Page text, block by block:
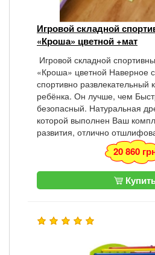
Игровой складной
«Кроша» цветной +мат
Игровой складной
«Кроша» цветной Наверное
спортивно развлекательный
ребёнка. Он лучше, чем
безопасный. Натуральная
которой выполнен Ваш
развития, отлично
20 860